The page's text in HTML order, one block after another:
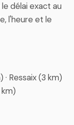
délai exact au
l'heure et le
· Ressaix (3 km)
km)